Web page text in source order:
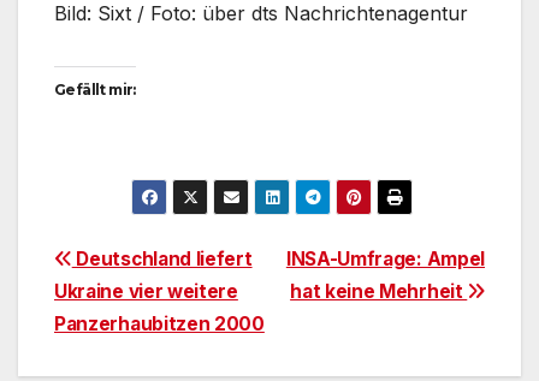
Bild: Sixt / Foto: über dts Nachrichtenagentur
Gefällt mir:
Beitragsnavigation
INSA-Umfrage: Ampel
hat keine Mehrheit
Deutschland liefert
Ukraine vier weitere
Panzerhaubitzen 2000